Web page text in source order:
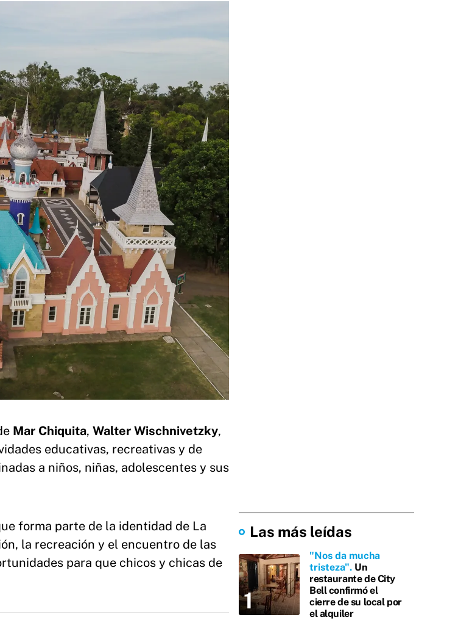
Mar Chiquita, Walter Wischnivetzky,
educativas, recreativas y de
a niños, niñas, adolescentes y sus
forma parte de la identidad de La
la recreación y el encuentro de las
para que chicos y chicas de
Las más leídas
"Nos da mucha
tristeza" Un
restaurante de City
Bell confirmó el
cierre de su local por
el alquiler